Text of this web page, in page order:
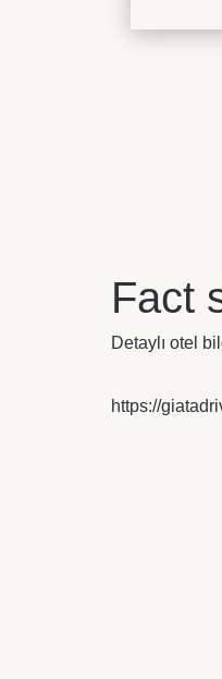
Fact
Detaylı otel
https://